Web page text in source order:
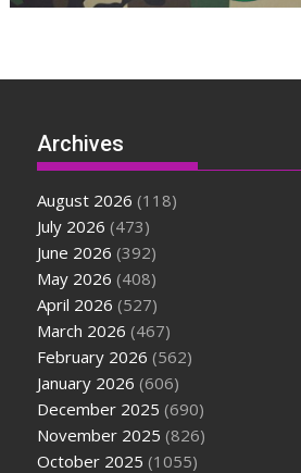
Archives
August 2026 (118)
July 2026 (473)
June 2026 (392)
May 2026 (408)
April 2026 (527)
March 2026 (467)
February 2026 (562)
January 2026 (606)
December 2025 (690)
November 2025 (826)
October 2025 (1055)